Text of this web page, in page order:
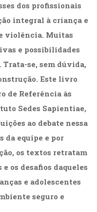
dos profissionais
integral à criança e
violência. Muitas
e possibilidades
se, sem dúvida,
Este livro
de Referência às
Sedes Sapientiae,
ao debate nessa
da equipe e por
os textos retratam
os desafios daqueles
e adolescentes
seguro e